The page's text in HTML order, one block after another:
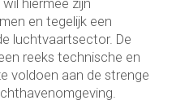
en tegelijk een
luchtvaartsector. De
reeks technische en
voldoen aan de strenge